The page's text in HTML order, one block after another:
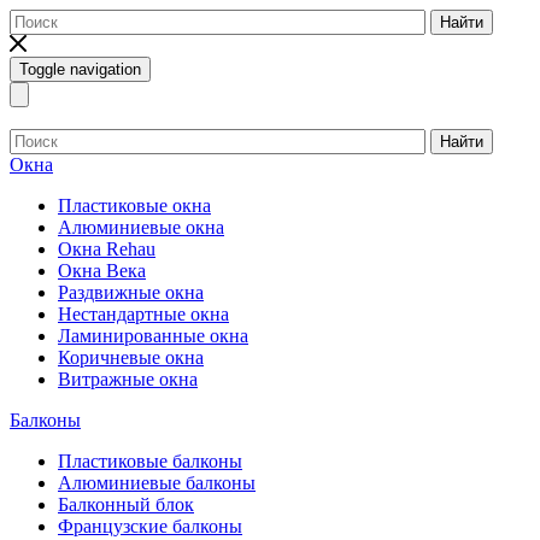
Найти
Toggle navigation
Найти
Окна
Пластиковые окна
Алюминиевые окна
Окна Rehau
Окна Века
Раздвижные окна
Нестандартные окна
Ламинированные окна
Коричневые окна
Витражные окна
Балконы
Пластиковые балконы
Алюминиевые балконы
Балконный блок
Французские балконы